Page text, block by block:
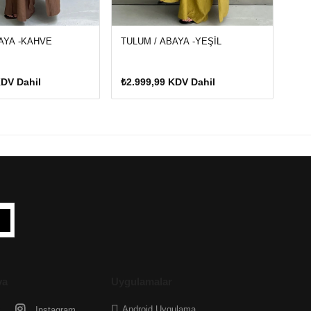
-KAHVE
Dahil
TULUM / ABAYA -YEŞİL
₺2.999,99 KDV Dahil